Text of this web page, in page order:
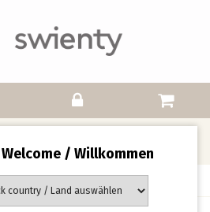
/ Willkommen